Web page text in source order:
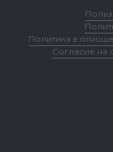
Политика в
Согласие на